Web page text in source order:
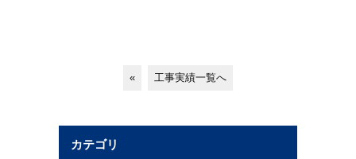
« 工事実績一覧へ
カテゴリ